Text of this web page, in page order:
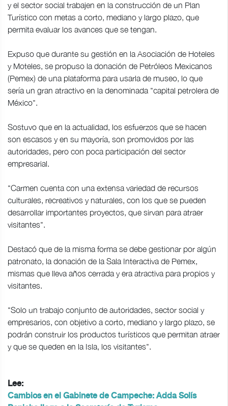
y el sector social trabajen en la construcción de un Plan
Turístico con metas a corto, mediano y largo plazo, que
permita evaluar los avances que se tengan.
Expuso que durante su gestión en la Asociación de Hoteles
y Moteles, se propuso la donación de Petróleos Mexicanos
(Pemex) de una plataforma para usarla de museo, lo que
sería un gran atractivo en la denominada "capital petrolera de
México".
Sostuvo que en la actualidad, los esfuerzos que se hacen
son escasos y en su mayoría, son promovidos por las
autoridades, pero con poca participación del sector
empresarial.
"Carmen cuenta con una extensa variedad de recursos
culturales, recreativos y naturales, con los que se pueden
desarrollar importantes proyectos, que sirvan para atraer
visitantes".
Destacó que de la misma forma se debe gestionar por algún
patronato, la donación de la Sala Interactiva de Pemex,
mismas que lleva años cerrada y era atractiva para propios y
visitantes.
"Solo un trabajo conjunto de autoridades, sector social y
empresarios, con objetivo a corto, mediano y largo plazo, se
podrán construir los productos turísticos que permitan atraer
y que se queden en la Isla, los visitantes".
Lee:
Cambios en el Gabinete de Campeche: Adda Solís